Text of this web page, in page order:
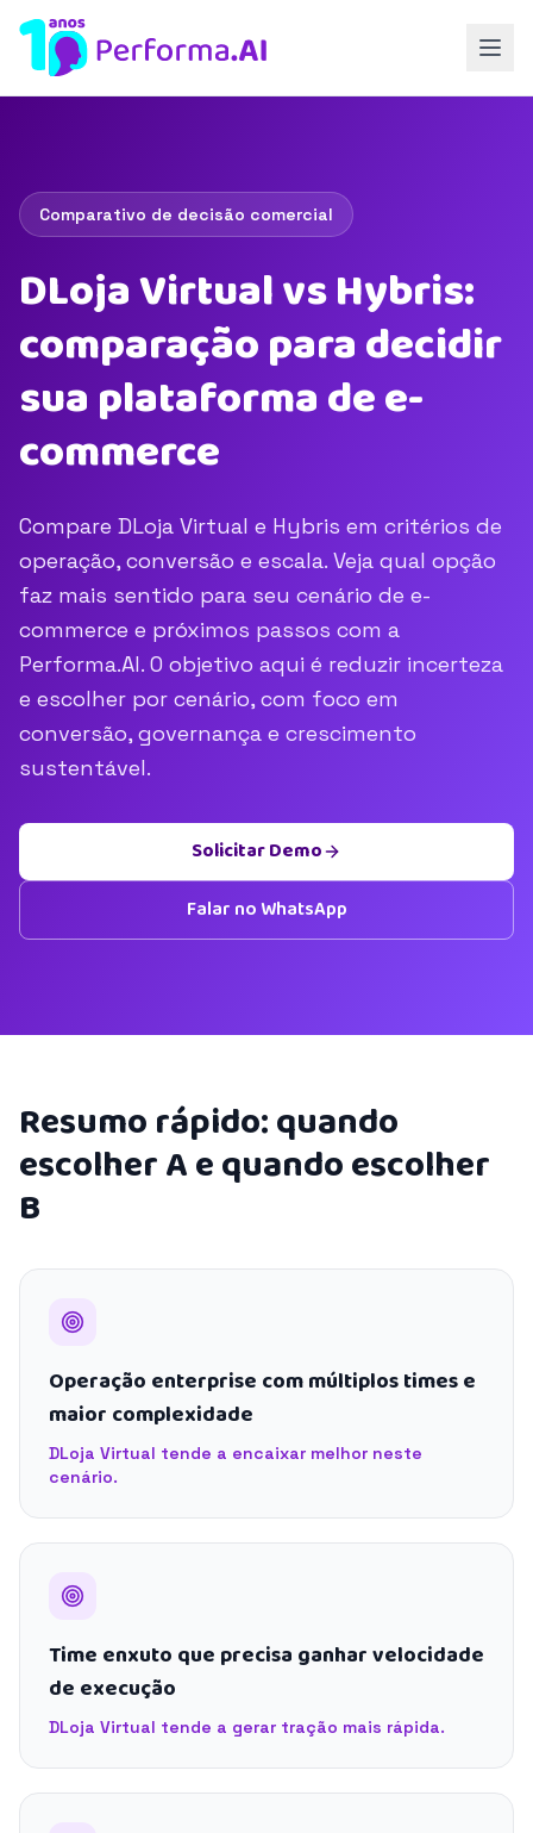
Comparativo de decisão comercial
DLoja Virtual vs Hybris:
comparação para decidir
sua plataforma de e-
commerce
Compare DLoja Virtual e Hybris em critérios de
operação, conversão e escala. Veja qual opção
faz mais sentido para seu cenário de e-
commerce e próximos passos com a
Performa.AI. O objetivo aqui é reduzir incerteza
e escolher por cenário, com foco em
conversão, governança e crescimento
sustentável.
Solicitar Demo
Falar no WhatsApp
Resumo rápido: quando
escolher A e quando escolher
B
Operação enterprise com múltiplos times e
maior complexidade
DLoja Virtual tende a encaixar melhor neste
cenário.
Time enxuto que precisa ganhar velocidade
de execução
DLoja Virtual tende a gerar tração mais rápida.